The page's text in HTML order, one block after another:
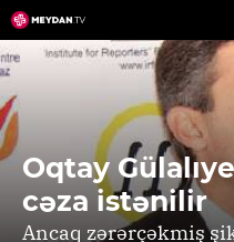
Skip
to
content
Oqtay
cəza istənilir
Ancaq zərərçəkmiş